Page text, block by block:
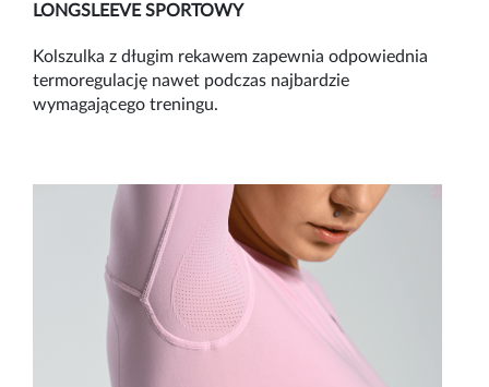
LONGSLEEVE SPORTOWY
Kolszulka z długim rekawem zapewnia odpowiednia
termoregulację nawet podczas najbardzie
wymagającego treningu.